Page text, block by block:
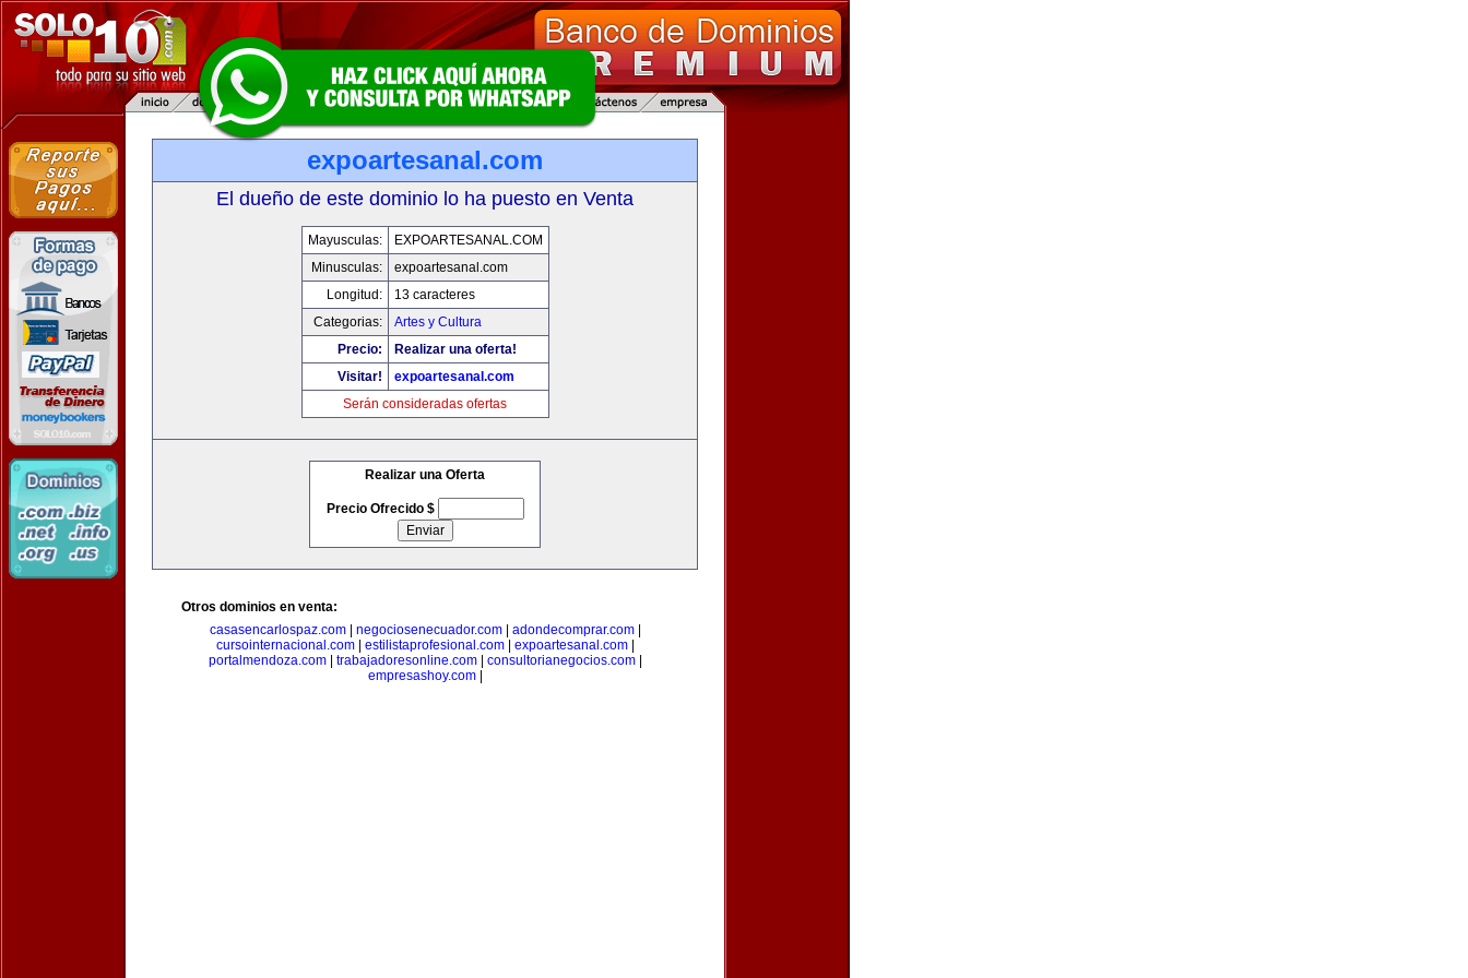
expoartesanal.com
El dueño de este dominio lo ha puesto en Venta
Mayusculas:
EXPOARTESANAL.COM
Minusculas:
expoartesanal.com
Longitud:
13 caracteres
Categorias:
Artes y Cultura
Precio:
Realizar una oferta!
Visitar!
expoartesanal.com
Serán consideradas ofertas
Realizar una Oferta
Precio Ofrecido $
Otros dominios en venta:
casasencarlospaz.com| negociosenecuador.com| adondecomprar.com|
cursointernacional.com| estilistaprofesional.com| expoartesanal.com|
portalmendoza.com| trabajadoresonline.com| consultorianegocios.com|
empresashoy.com|